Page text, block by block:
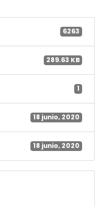
6263
289.63 KB
1
18 junio, 2020
18 junio, 2020